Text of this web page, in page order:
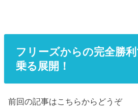
フリーズからの完全勝
乗る展開！
前回の記事はこちらからどうぞ